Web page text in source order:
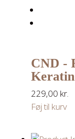
CND -
229,00 kr.
Føj til kurv